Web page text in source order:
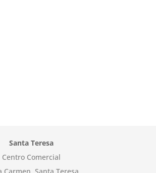
Santa Teresa
Centro Comercial